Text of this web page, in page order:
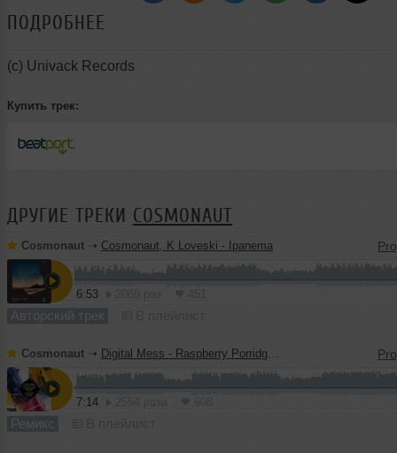
ПОДРОБНЕЕ
(c) Univack Records
Купить трек:
ДРУГИЕ ТРЕКИ COSMONAUT
Cosmonaut ➝ Cosmonaut, K Loveski - Ipanema
6:53
Авторский трек
Cosmonaut ➝ Digital Mess - Raspberry Porridge (Cosmonaut Remix)
7:14
Ремикс